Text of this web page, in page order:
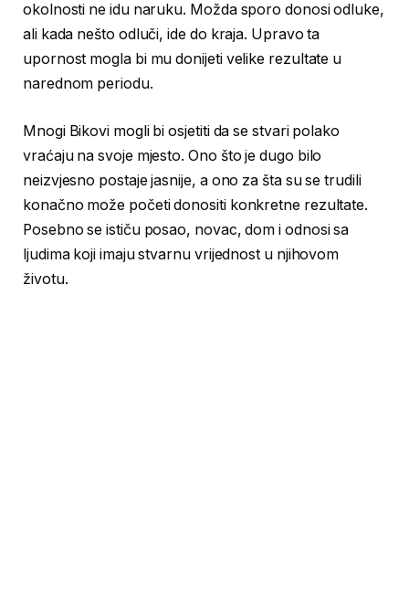
okolnosti ne idu naruku. Možda sporo donosi odluke,
ali kada nešto odluči, ide do kraja. Upravo ta
upornost mogla bi mu donijeti velike rezultate u
narednom periodu.
Mnogi Bikovi mogli bi osjetiti da se stvari polako
vraćaju na svoje mjesto. Ono što je dugo bilo
neizvjesno postaje jasnije, a ono za šta su se trudili
konačno može početi donositi konkretne rezultate.
Posebno se ističu posao, novac, dom i odnosi sa
ljudima koji imaju stvarnu vrijednost u njihovom
životu.